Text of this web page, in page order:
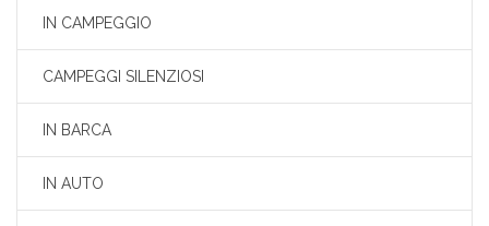
IN CAMPEGGIO
CAMPEGGI SILENZIOSI
IN BARCA
IN AUTO